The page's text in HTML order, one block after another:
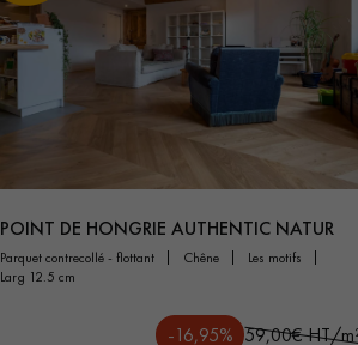
POINT DE HONGRIE AUTHENTIC NATUR
parquet contrecollé - flottant chêne
les motifs
larg 12.5 cm
-16,95% 59,00€ HT/